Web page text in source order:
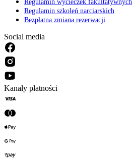
Regulamin wycieczek fakultatywnych
Regulamin szkoleń narciarskich
Bezpłatna zmiana rezerwacji
Social media
Kanały płatności